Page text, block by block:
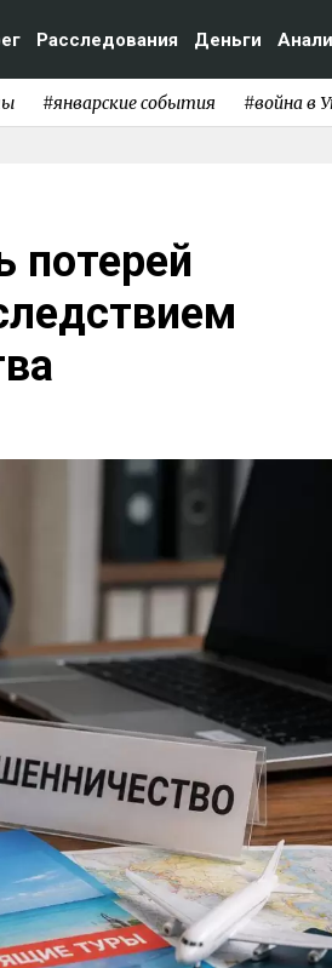
Расследования Деньги
#январские события #война в
потерей